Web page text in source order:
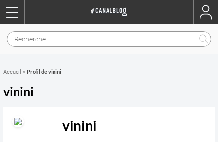
Accueil » Profil de vinini
vinini
vinini